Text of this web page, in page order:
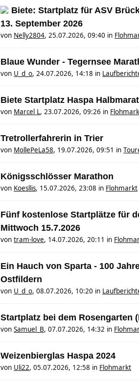
Biete: Startplatz für ASV
13. September 2026
von Nelly2804, 25.07.2026, 09:40 in
Blaue Wunder - Tegernsee
von U_d_o, 24.07.2026, 14:18 in
Biete Startplatz Haspa
von Marcel L, 23.07.2026, 09:26 in
Tretrollerfahrerin in Trier
von MollePeLa58, 19.07.2026, 09:51 in
Königsschlösser Marathon
von Koesllis, 15.07.2026, 23:08 in Flohmarkt
Fünf kostenlose Startplätze für
Mittwoch 15.7.2026
von tram-love, 14.07.2026, 20:11 in
Ein Hauch von Sparta - 100
Ostfildern
von U_d_o, 08.07.2026, 10:20 in
Startplatz bei dem Rosengarten
von Samuel_B, 07.07.2026, 14:32 in
Weizenbierglas Haspa 2024
von Uli22, 05.07.2026, 12:58 in Flohmarkt